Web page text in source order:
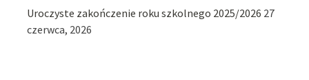
Uroczyste zakończenie roku szkolnego 2025/2026 27
czerwca, 2026